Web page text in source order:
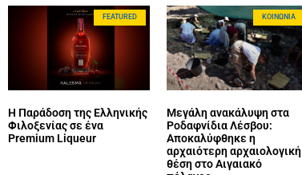
FEATURED
Η Παράδοση της Ελληνικής
Φιλοξενίας σε ένα
Premium Liqueur
ΚΟΙΝΩΝΊΑ
Μεγάλη ανακάλυψη στα
Ροδαφνίδια Λέσβου:
Αποκαλύφθηκε η
αρχαιότερη αρχαιολογική
θέση στο Αιγαιακό